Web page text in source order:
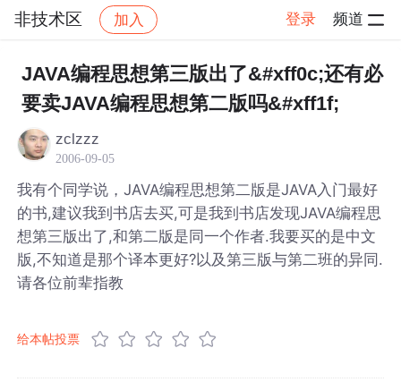
非技术区 加入 登录 频道
社区 非技术区 帖子详情
JAVA编程思想第三版出了&#xff0c;还有必
要卖JAVA编程思想第二版吗&#xff1f;
zclzzz
2006-09-05
我有个同学说，JAVA编程思想第二版是JAVA入门最好
的书,建议我到书店去买,可是我到书店发现JAVA编程思
想第三版出了,和第二版是同一个作者.我要买的是中文
版,不知道是那个译本更好?以及第三版与第二班的异同.
请各位前辈指教
给本帖投票